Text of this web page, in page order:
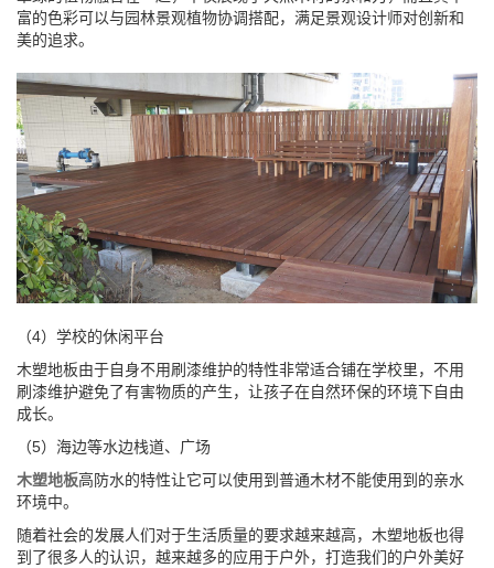
富的色彩可以与园林景观植物协调搭配，满足景观设计师对创新和
美的追求。
（4）学校的休闲平台
木塑地板由于自身不用刷漆维护的特性非常适合铺在学校里，不用
刷漆维护避免了有害物质的产生，让孩子在自然环保的环境下自由
成长。
（5）海边等水边栈道、广场
木塑地板高防水的特性让它可以使用到普通木材不能使用到的亲水
环境中。
随着社会的发展人们对于生活质量的要求越来越高，木塑地板也得
到了很多人的认识，越来越多的应用于户外，打造我们的户外美好